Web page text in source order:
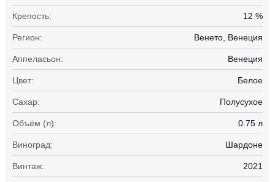
Крепость: 12 %
Регион: Венето, Венеция
Аппеласьон: Венеция
Цвет: Белое
Сахар: Полусухое
Объём (л): 0.75 л
Виноград: Шардоне
Винтаж: 2021